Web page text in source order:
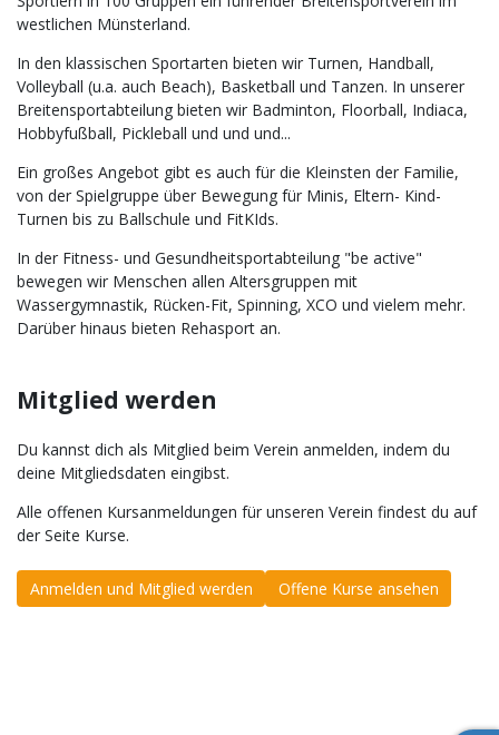
westlichen Münsterland.
In den klassischen Sportarten bieten wir Turnen, Handball,
Volleyball (u.a. auch Beach), Basketball und Tanzen. In unserer
Breitensportabteilung bieten wir Badminton, Floorball, Indiaca,
Hobbyfußball, Pickleball und und und...
Ein großes Angebot gibt es auch für die Kleinsten der Familie,
von der Spielgruppe über Bewegung für Minis, Eltern- Kind-
Turnen bis zu Ballschule und FitKIds.
In der Fitness- und Gesundheitsportabteilung "be active"
bewegen wir Menschen allen Altersgruppen mit
Wassergymnastik, Rücken-Fit, Spinning, XCO und vielem mehr.
Darüber hinaus bieten Rehasport an.
Mitglied werden
Du kannst dich als Mitglied beim Verein anmelden, indem du
deine Mitgliedsdaten eingibst.
Alle offenen Kursanmeldungen für unseren Verein findest du auf
der Seite Kurse.
Anmelden und Mitglied werden Offene Kurse ansehen